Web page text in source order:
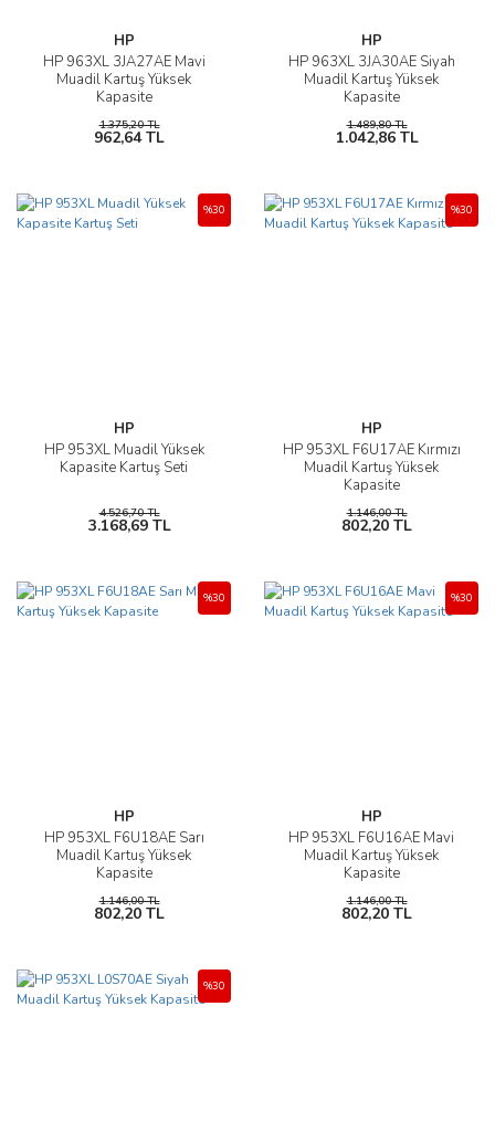
HP
HP 963XL 3JA27AE Mavi
Muadil Kartuş Yüksek
Kapasite
1.375,20 TL
962,64 TL
HP
HP 963XL 3JA30AE Siyah
Muadil Kartuş Yüksek
Kapasite
1.489,80 TL
1.042,86 TL
HP
HP 953XL Muadil Yüksek
Kapasite Kartuş Seti
%30
4.526,70 TL
3.168,69 TL
HP
HP 953XL F6U17AE Kırmızı
Muadil Kartuş Yüksek
Kapasite
%30
1.146,00 TL
802,20 TL
HP
HP 953XL F6U18AE Sarı
Muadil Kartuş Yüksek
Kapasite
%30
1.146,00 TL
802,20 TL
HP
HP 953XL F6U16AE Mavi
Muadil Kartuş Yüksek
Kapasite
%30
1.146,00 TL
802,20 TL
%30